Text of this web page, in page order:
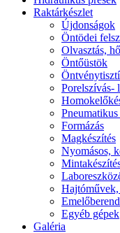
Raktárkészlet
Újdonságok
Öntödei
Olvasztás,
Öntőüstök
Porelszívás-
Formázás
Magkészítés
Nyomásos,
Egyéb gépek
Galéria